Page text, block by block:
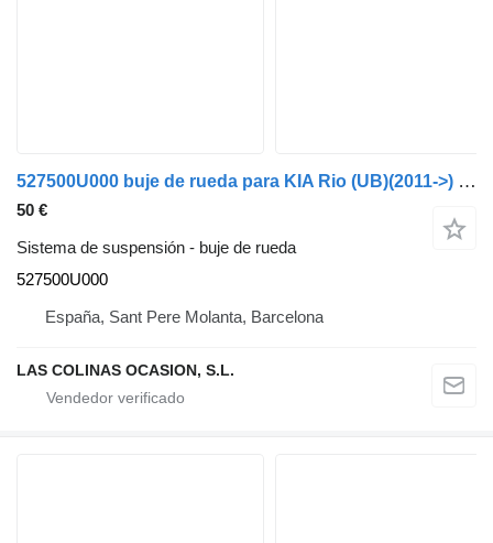
527500U000 buje de rueda para KIA Rio (UB)(2011->) coche
50 €
Sistema de suspensión - buje de rueda
527500U000
España, Sant Pere Molanta, Barcelona
LAS COLINAS OCASION, S.L.